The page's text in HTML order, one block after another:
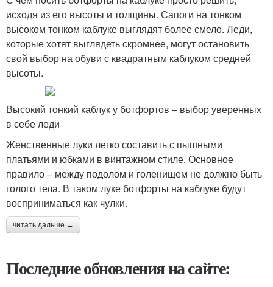
исходя из его высоты и толщины. Сапоги на тонком
высоком тонком каблуке выглядят более смело. Леди,
которые хотят выглядеть скромнее, могут остановить
свой выбор на обуви с квадратным каблуком средней
высоты.
Высокий тонкий каблук у ботфортов – выбор уверенных
в себе леди
Женственные луки легко составить с пышными
платьями и юбками в винтажном стиле. Основное
правило – между подолом и голенищем не должно быть
голого тела. В таком луке ботфорты на каблуке будут
восприниматься как чулки.
читать дальше →
Последние обновления на сайте: